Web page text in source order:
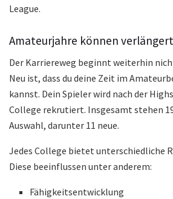
League.
Amateurjahre können
Der Karriereweg beginnt weiterhin
Neu ist, dass du deine Zeit im
kannst. Dein Spieler wird nach der
College rekrutiert. Insgesamt stehen
Auswahl, darunter 11 neue.
Jedes College bietet unterschiedliche
Diese beeinflussen unter anderem:
Fähigkeitsentwicklung